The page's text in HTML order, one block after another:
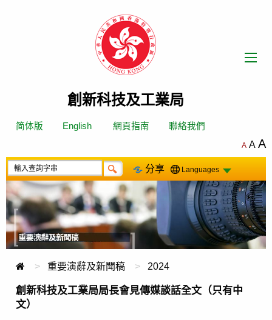
創新科技及工業局
简体版 English 網頁指南 聯絡我們
A A A
分享 Languages
重要演辭及新聞稿 2024
創新科技及工業局局長會見傳媒談話全文（只有中
文）